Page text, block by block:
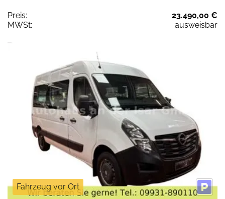
Preis:
23.490,00 €
MWSt:
ausweisbar
Fahrzeug vor Ort